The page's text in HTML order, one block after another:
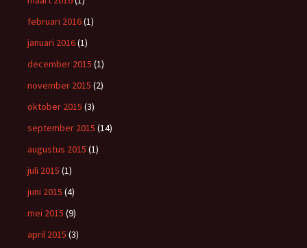
februari 2016(1)
januari 2016(1)
december 2015 (1)
november 2015 (2)
oktober 2015 (3)
september 2015 (14)
augustus 2015 (1)
juli 2015 (1)
juni 2015 (4)
mei 2015 (9)
april 2015 (3)